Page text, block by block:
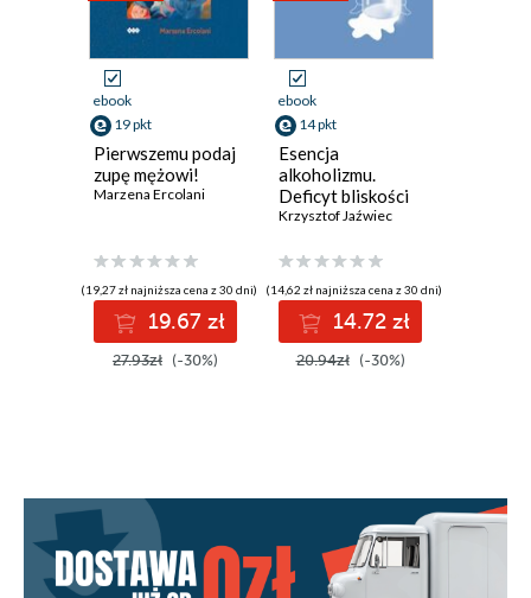
ebook
19 pkt
Pierwszemu podaj
zupę mężowi!
Marzena Ercolani
(19,27 zł najniższa cena z 30 dni)
19.67 zł
27.93zł (-30%)
ebook
14 pkt
Esencja
alkoholizmu.
Deficyt bliskości
Krzysztof Jaźwiec
(14,62 zł najniższa cena z 30 dni)
14.72 zł
20.94zł (-30%)